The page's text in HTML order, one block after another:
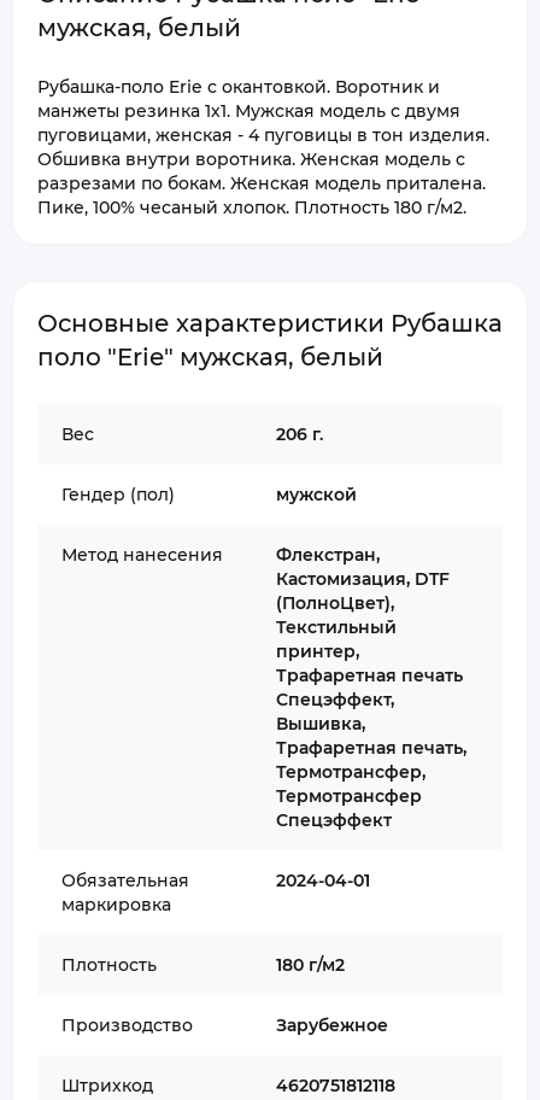
мужская, белый
Рубашка-поло Erie с окантовкой. Воротник и
манжеты резинка 1х1. Мужская модель с двумя
пуговицами, женская - 4 пуговицы в тон изделия.
Обшивка внутри воротника. Женская модель с
разрезами по бокам. Женская модель приталена.
Пике, 100% чесаный хлопок. Плотность 180 г/м2.
Основные характеристики Рубашка
поло "Erie" мужская, белый
Вес 206 г.
Гендер (пол) мужской
Метод нанесения
Флекстран,
Кастомизация, DTF
(ПолноЦвет),
Текстильный
принтер,
Трафаретная печать
Спецэффект,
Вышивка,
Трафаретная печать,
Термотрансфер,
Термотрансфер
Спецэффект
Обязательная
маркировка
2024-04-01
Плотность 180 г/м2
Производство Зарубежное
Штрихкод 4620751812118